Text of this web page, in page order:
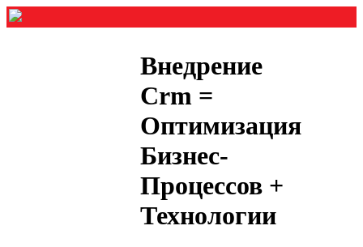
Внедрение
Crm =
Оптимизация
Бизнес-
Процессов +
Технологии